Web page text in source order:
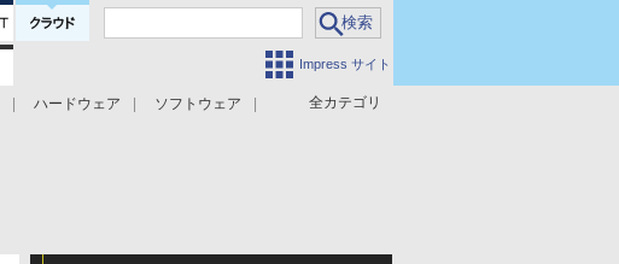
Impress サイト
全カテゴリ
ハードウェア
ソフトウェア